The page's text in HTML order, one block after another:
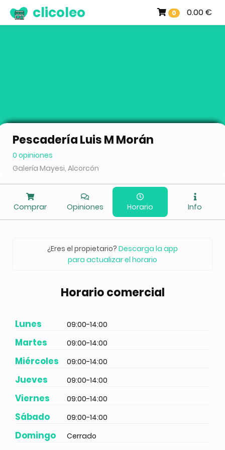
0 0.00 €
clicoleo
Pescadería Luis M Morán
0 opiniones
Galería Mayesi, Alcorcón
Comprar Opiniones Horario Info
¿Eres el propietario? Descarga la app
para actualizar el horario
Horario comercial
Lunes 09:00-14:00
Martes 09:00-14:00
Miércoles 09:00-14:00
Jueves 09:00-14:00
Viernes 09:00-14:00
Sábado 09:00-14:00
Domingo Cerrado